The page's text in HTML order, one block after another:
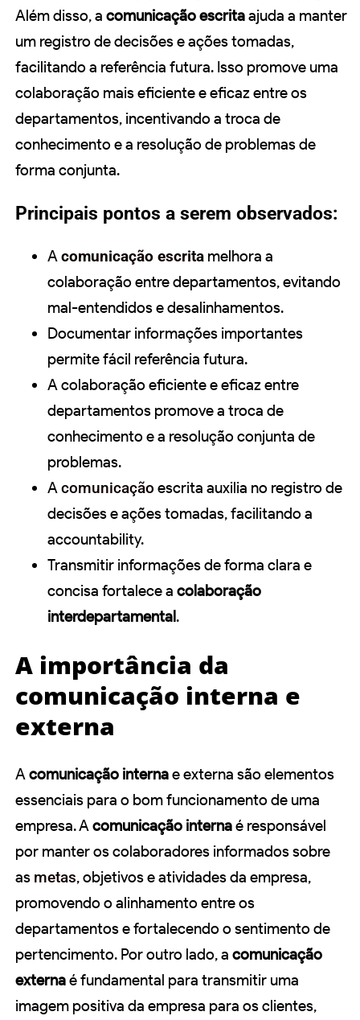
Além disso, a comunicação escritaajuda a manter
um registro de decisões e ações tomadas,
facilitando a referência futura. Isso promove uma
colaboração mais eficiente e eficaz entre os
departamentos, incentivando a troca de
conhecimento e a resolução de problemas de
forma conjunta.
Principais pontos a serem observados:
Acomunicação escrita melhora a
colaboração entre departamentos, evitando
mal-entendidos e desalinhamentos.
Documentar informações importantes
permite fácil referência futura.
A colaboração eficiente e eficaz entre
departamentos promove a troca de
conhecimento e a resolução conjunta de
problemas.
Acomunicação escrita auxilia no registro de
decisões e ações tomadas, facilitando a
accountability.
Transmitir informações de forma clara e
concisa fortalece a colaboração
interdepartamental.
A importância da
comunicação interna e
externa
Acomunicação internae externa são elementos
essenciais para o bom funcionamento de uma
empresa. Acomunicação internaé responsável
por manter os colaboradores informados sobre
as metas, objetivos e atividades da empresa,
promovendo o alinhamento entre os
departamentos e fortalecendo o sentimento de
pertencimento. Por outro lado, a comunicação
externaé fundamental para transmitir uma
imagem positiva da empresa para os clientes,